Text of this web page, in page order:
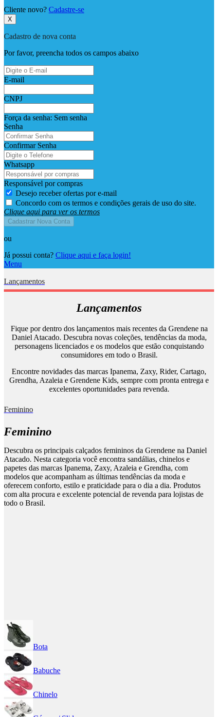
Cliente novo? Cadastre-se
X
Cadastro de nova conta
Por favor, preencha todos os campos abaixo
E-mail
CNPJ
Força da senha: Sem senha
Senha
Confirmar Senha
Whatsapp
Responsável por compras
Desejo receber ofertas por e-mail
Concordo com os termos e condições gerais de uso do site.
Clique aqui para ver os termos
Cadastrar Nova Conta
ou
Já possui conta? Clique aqui e faça login!
Menu
Lançamentos
Lançamentos
Fique por dentro dos lançamentos mais recentes da Grendene na
Daniel Atacado. Descubra novas coleções, tendências da moda,
personagens licenciados e os modelos que estão conquistando
consumidores em todo o Brasil.
Encontre novidades das marcas Ipanema, Zaxy, Rider, Cartago,
Grendha, Azaleia e Grendene Kids, sempre com pronta entrega e
excelentes oportunidades para revenda.
Feminino
Feminino
Descubra os principais calçados femininos da Grendene na Daniel
Atacado. Nesta categoria você encontra sandálias, chinelos e
papetes das marcas Ipanema, Zaxy, Azaleia e Grendha, com
modelos que acompanham as últimas tendências da moda e
oferecem conforto, estilo e praticidade para o dia a dia. Produtos
com alta procura e excelente potencial de revenda para lojistas de
todo o Brasil.
Bota
Babuche
Chinelo